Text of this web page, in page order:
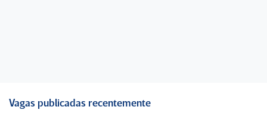
Vagas publicadas recentemente